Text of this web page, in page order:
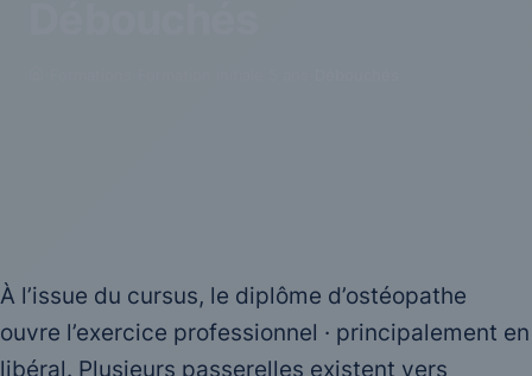
À l’issue du cursus, le diplôme d’ostéopathe
ouvre l’exercice professionnel · principalement en
libéral. Plusieurs passerelles existent vers